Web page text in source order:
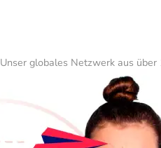
Unser globales Netzwerk aus